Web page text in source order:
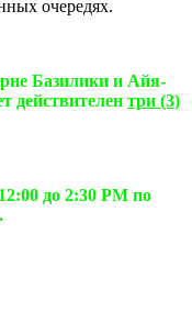
очередях.
Базилики и Айя-
действителен три (3)
до 2:30 PM по